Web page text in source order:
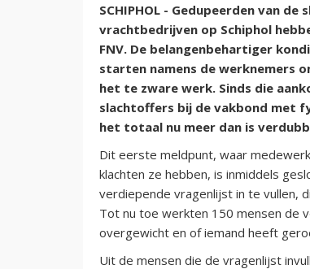
SCHIPHOL - Gedupeerden van
vrachtbedrijven op Schiphol
FNV. De belangenbehartiger
starten namens de werknemers
het te zware werk. Sinds die
slachtoffers bij de vakbond met
het totaal nu meer dan is
Dit eerste meldpunt, waar
klachten ze hebben, is inmiddels
verdiepende vragenlijst in te vullen,
Tot nu toe werkten 150 mensen de
overgewicht en of iemand heeft
Uit de mensen die de vragenlijst